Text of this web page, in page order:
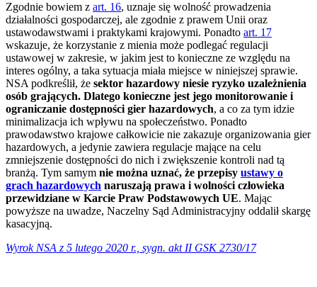
Zgodnie bowiem z art. 16, uznaje się wolność prowadzenia
działalności gospodarczej, ale zgodnie z prawem Unii oraz
ustawodawstwami i praktykami krajowymi. Ponadto art. 17
wskazuje, że korzystanie z mienia może podlegać regulacji
ustawowej w zakresie, w jakim jest to konieczne ze względu na
interes ogólny, a taka sytuacja miała miejsce w niniejszej sprawie.
NSA podkreślił, że sektor hazardowy niesie ryzyko uzależnienia
osób grających. Dlatego konieczne jest jego monitorowanie i
ograniczanie dostępności gier hazardowych, a co za tym idzie
minimalizacja ich wpływu na społeczeństwo. Ponadto
prawodawstwo krajowe całkowicie nie zakazuje organizowania gier
hazardowych, a jedynie zawiera regulacje mające na celu
zmniejszenie dostępności do nich i zwiększenie kontroli nad tą
branżą. Tym samym nie można uznać, że przepisy ustawy o
grach hazardowych naruszają prawa i wolności człowieka
przewidziane w Karcie Praw Podstawowych UE. Mając
powyższe na uwadze, Naczelny Sąd Administracyjny oddalił skargę
kasacyjną.
Wyrok NSA z 5 lutego 2020 r., sygn. akt II GSK 2730/17